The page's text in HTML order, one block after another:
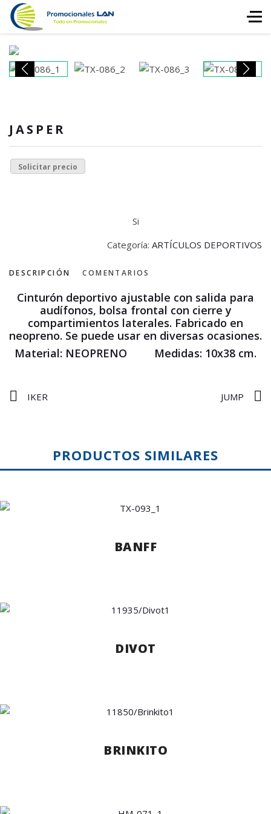
JASPER
Solicitar precio
Si
Categoría: ARTÍCULOS DEPORTIVOS
DESCRIPCIÓN COMENTARIOS
Cinturón deportivo ajustable con salida para
audífonos, bolsa frontal con cierre y
compartimientos laterales. Fabricado en
neopreno. Se puede usar en diversas ocasiones.
Material: NEOPRENO Medidas: 10x38 cm.
IKER JUMP
PRODUCTOS SIMILARES
BANFF
DIVOT
BRINKITO